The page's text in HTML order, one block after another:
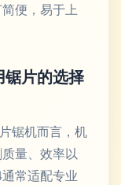
便，易于上
锯片的选择
锯机而言，机
量、效率以
常适配专业